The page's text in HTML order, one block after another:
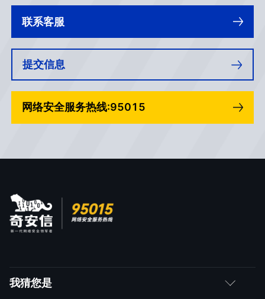
联系客服
提交信息
网络安全服务热线:95015
我猜您是